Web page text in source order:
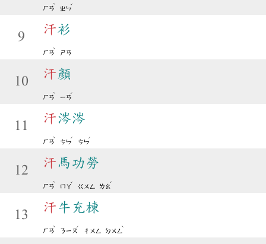
ㄏㄢ
ˋ
ㄓㄣ
ˇ
9
汗衫
ㄏㄢ
ˋ
ㄕㄢ
10
汗 顏
ㄏㄢ
ˋ
ㄧㄢ
ˊ
11
汗涔涔
ㄏㄢ
ˋ
ㄘㄣ
ˊ
ㄘㄣ
ˊ
12
汗 馬功勞
ㄏㄢ
ˋ
ㄇㄚ
ˇ
ㄍㄨㄥ ㄌㄠ
ˊ
13
汗 牛充棟
ㄏㄢ
ˋ
ㄋㄧㄡ
ˊ
ㄔㄨㄥ ㄉㄨㄥ
ˋ